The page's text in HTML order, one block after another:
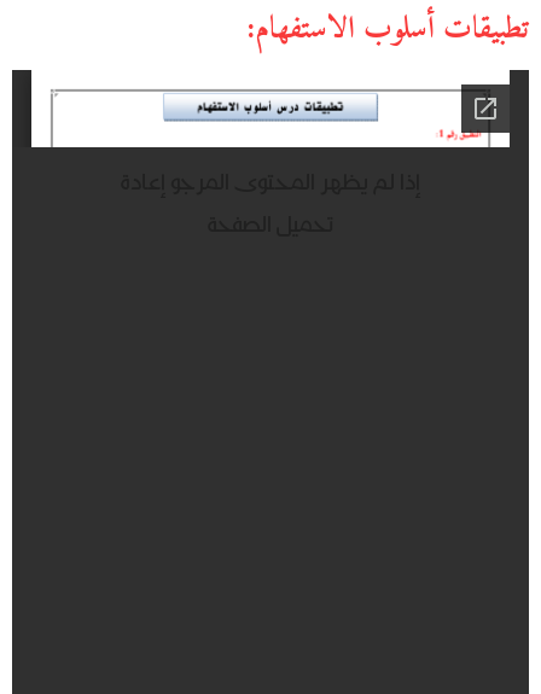
تطبيقات أسلوب الاستفهام: